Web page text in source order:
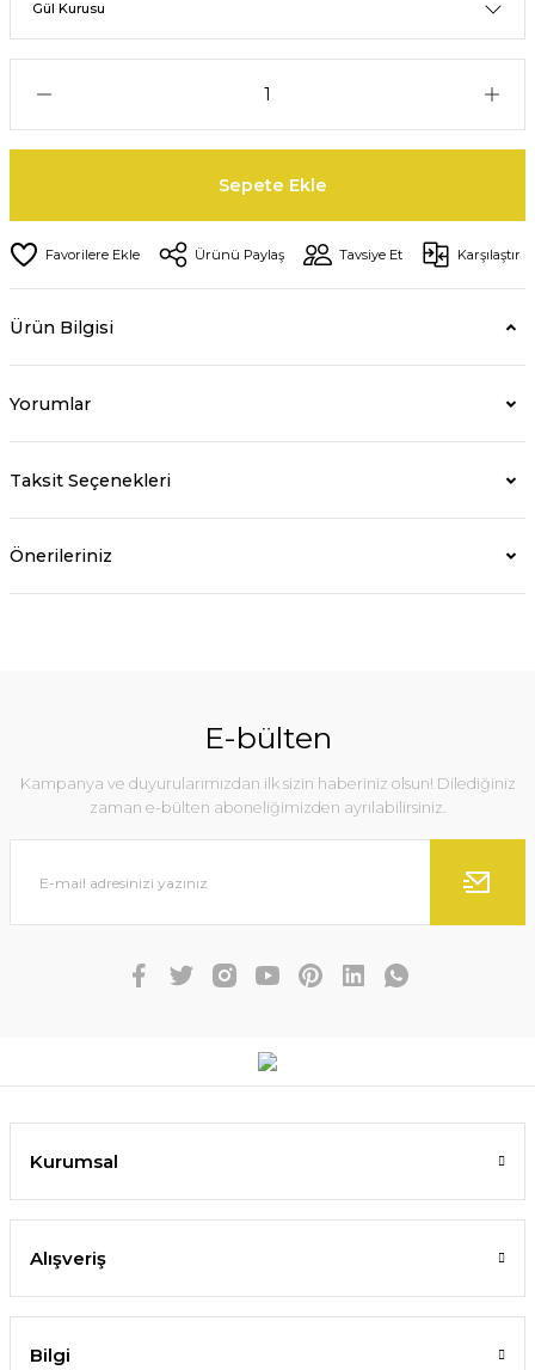
Sepete Ekle
Ürünü Paylaş Tavsiye Et Karşılaştır
Ürün Bilgisi
Yorumlar
Taksit Seçenekleri
Önerileriniz
E-bülten
Kampanya ve duyurularımızdan ilk sizin haberiniz olsun! Dilediğiniz
zaman e-bülten aboneliğimizden ayrılabilirsiniz.
Kurumsal
Alışveriş
Bilgi